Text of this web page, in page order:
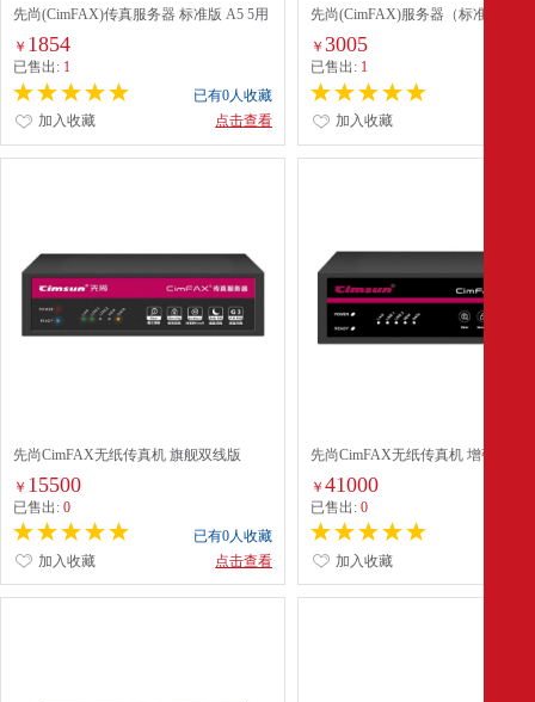
先尚(CimFAX)传真服务器 标准版 A5 5用
户 256MB 无纸传真机
￥ 1854
已售出: 1
已有0人收藏
点击查看
加入收藏
先尚(CimFAX)服务器（标准版B5
￥3005
已售出: 1
加入收藏
先尚CimFAX无纸传真机 旗舰双线版
传真服务器
￥ 15500
已售出: 0
已有0人收藏
点击查看
加入收藏
先尚CimFAX无纸传真机 增强安全
数据多重安全保障
￥41000
已售出:0
加入收藏